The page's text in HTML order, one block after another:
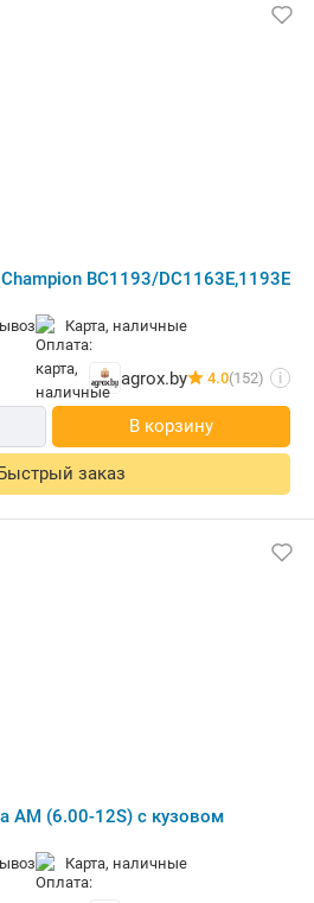
BC1193/DC1163E,1193E
карта, наличные
agrox.by 4.0(152) i
В корзину
заказ
АМ (6.00-12S) с кузовом
карта, наличные